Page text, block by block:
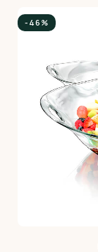
-46%